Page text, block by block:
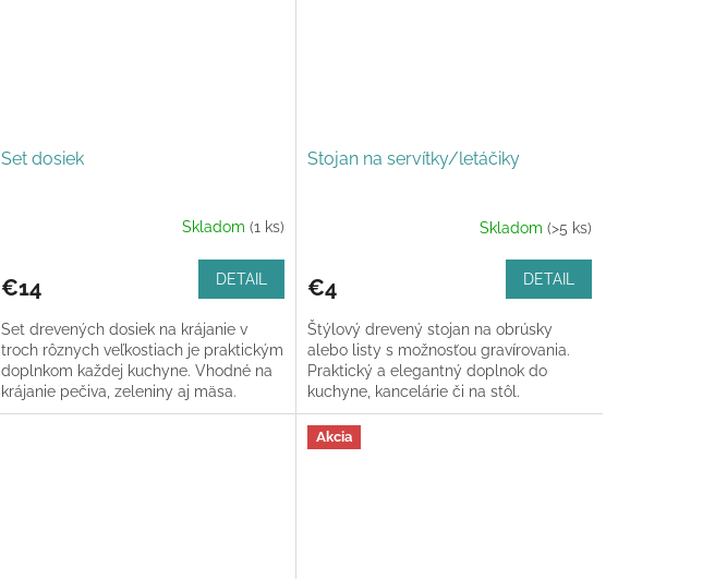
Set dosiek
Skladom (1 ks)
€14 DETAIL
Set drevených dosiek na krájanie v
troch rôznych veľkostiach je praktickým
doplnkom každej kuchyne. Vhodné na
krájanie pečiva, zeleniny aj mäsa.
Stojan na servítky/letáčiky
Skladom (>5 ks)
€4 DETAIL
Štýlový drevený stojan na obrúsky
alebo listy s možnosťou gravírovania.
Praktický a elegantný doplnok do
kuchyne, kancelárie či na stôl.
Akcia